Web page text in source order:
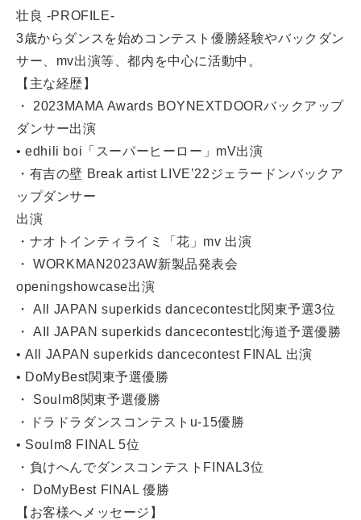
壮良 -PROFILE-
3歳からダンスを始めコンテスト優勝経験やバックダン
サー、mv出演等、都内を中心に活動中。
【主な経歴】
・ 2023MAMA Awards BOYNEXTDOORバックアップ
ダンサー出演
• edhili boi「スーパーヒーロー」mV出演
・有吉の壁 Break artist LIVE’22ジェラードンバックア
ップダンサー
出演
・ナオトインティライミ「花」mv 出演
・ WORKMAN2023AW新製品発表会
openingshowcase出演
・ All JAPAN superkids dancecontest北関東予選3位
・ AII JAPAN superkids dancecontest北海道予選優勝
• All JAPAN superkids dancecontest FINAL 出演
• DoMyBest関東予選優勝
・ Soulm8関東予選優勝
・ドラドラダンスコンテストu-15優勝
• Soulm8 FINAL 5位
・負けへんでダンスコンテストFINAL3位
・ DoMyBest FINAL 優勝
【お客様へメッセージ】